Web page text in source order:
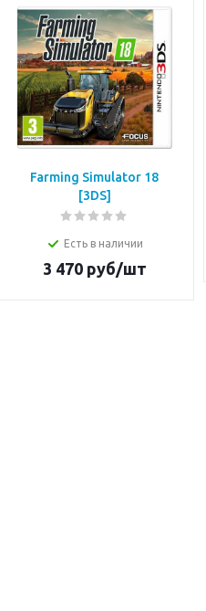
Farming Simulator 18
[3DS]
Есть в наличии
3 470руб/шт